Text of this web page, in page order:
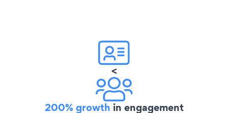
<
200% growth in engagement